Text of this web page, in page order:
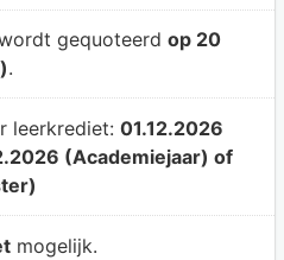
gequoteerd op 20
.
leerkrediet: 01.12.2026
(Academiejaar) of
mogelijk.